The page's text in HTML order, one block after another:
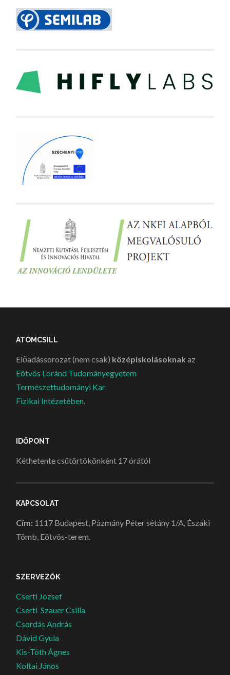
ATOMCSILL
Előadássorozat (nem csak) középiskolásoknak az
Eötvös Loránd Tudományegyetem
Természettudományi Kar
Fizikai Intézetében.
IDŐPONT
Kéthetente csütörtökönként 17 órától
KAPCSOLAT
Cím: 1117 Budapest, Pázmány Péter sétány 1/A, Északi
Tömb, Eötvös-terem.
SZERVEZŐK
Cserti József
Cserti-Szauer Csilla
Csordás András
Dávid Gyula
Kis-Tóth Ágnes
Koltai János